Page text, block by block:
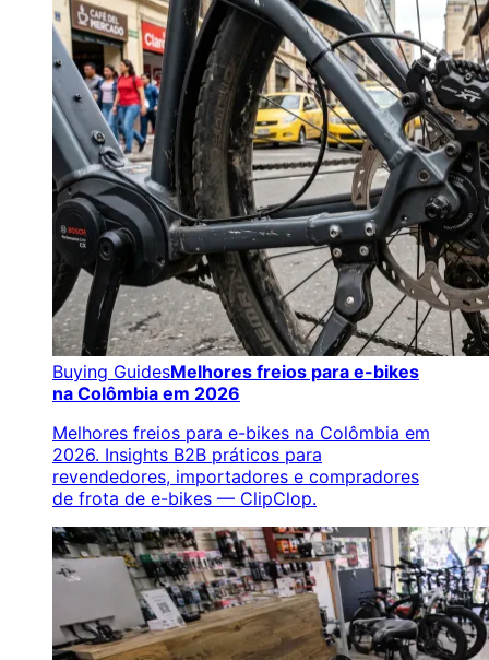
Buying GuidesMelhores freios para e-bikes
na Colômbia em 2026
Melhores freios para e-bikes na Colômbia em
2026. Insights B2B práticos para
revendedores, importadores e compradores
de frota de e-bikes — ClipClop.